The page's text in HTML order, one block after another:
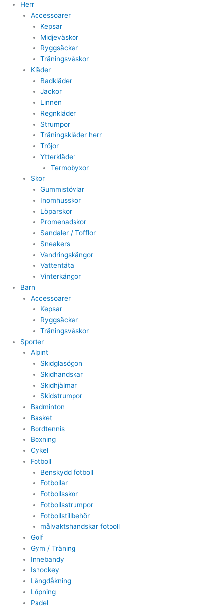
Herr
Accessoarer
Kepsar
Midjeväskor
Ryggsäckar
Träningsväskor
Kläder
Badkläder
Jackor
Linnen
Regnkläder
Strumpor
Träningskläder herr
Tröjor
Ytterkläder
Termobyxor
Skor
Gummistövlar
Inomhusskor
Löparskor
Promenadskor
Sandaler / Tofflor
Sneakers
Vandringskängor
Vattentäta
Vinterkängor
Barn
Accessoarer
Kepsar
Ryggsäckar
Träningsväskor
Sporter
Alpint
Skidglasögon
Skidhandskar
Skidhjälmar
Skidstrumpor
Badminton
Basket
Bordtennis
Boxning
Cykel
Fotboll
Benskydd fotboll
Fotbollar
Fotbollsskor
Fotbollsstrumpor
Fotbollstillbehör
målvaktshandskar fotboll
Golf
Gym / Träning
Innebandy
Ishockey
Längdåkning
Löpning
Padel